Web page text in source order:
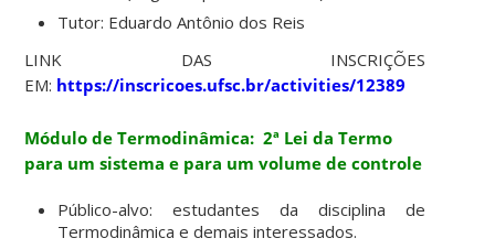
Tutor: Eduardo Antônio dos Reis
LINK DAS INSCRIÇÕES
EM: https://inscricoes.ufsc.br/activities/12389
Módulo de Termodinâmica: 2ª Lei da Termo
para um sistema e para um volume de controle
Público-alvo: estudantes da disciplina de
Termodinâmica e demais interessados.